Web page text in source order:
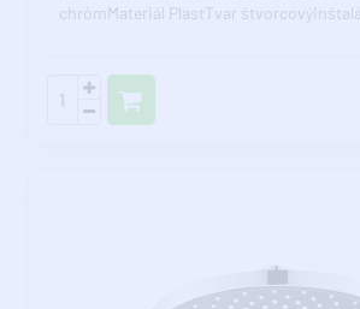
chrómMateriál PlastTvar